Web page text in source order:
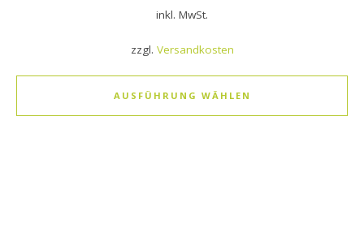
inkl. MwSt.
zzgl. Versandkosten
AUSFÜHRUNG WÄHLEN